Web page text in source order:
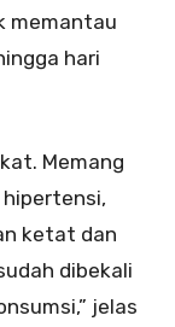
memantau
hari
Memang
ketat dan
dibekali
jelas